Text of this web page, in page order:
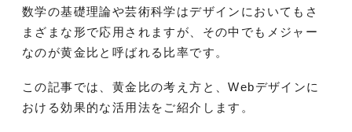
数学の基礎理論や芸術科学はデザインにおいてもさ
まざまな形で応用されますが、その中でもメジャー
なのが黄金比と呼ばれる比率です。
この記事では、黄金比の考え方と、Webデザインに
おける効果的な活用法をご紹介します。